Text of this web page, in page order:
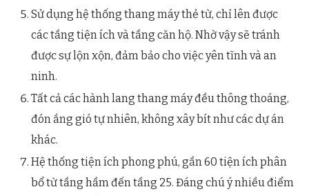
Sử dụng hệ thống thang máy thẻ từ, chỉ lên được
các tầng tiện ích và tầng căn hộ. Nhờ vậy sẽ tránh
được sự lộn xộn, đảm bảo cho việc yên tĩnh và an
ninh.
Tất cả các hành lang thang máy đều thông thoáng,
đón ắng gió tự nhiên, không xây bít như các dự án
khác.
Hệ thống tiện ích phong phú, gần 60 tiện ích phân
bổ từ tầng hầm đến tầng 25. Đáng chú ý nhiều điểm